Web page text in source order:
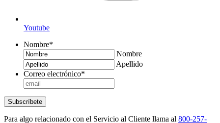
Youtube
Nombre*
Nombre
Apellido
Correo electrónico*
Subscríbete
Para algo relacionado con el Servicio al Cliente llama al 800-257-